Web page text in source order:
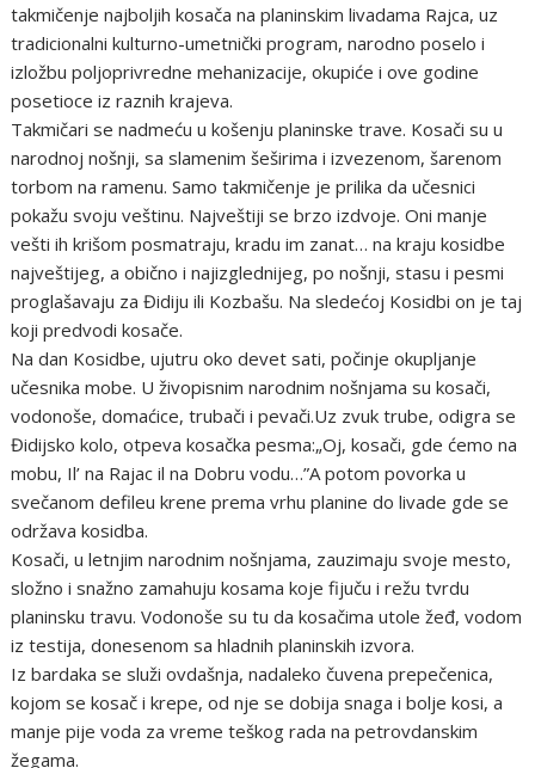
takmičenje najboljih kosača na planinskim livadama Rajca, uz
tradicionalni kulturno-umetnički program, narodno poselo i
izložbu poljoprivredne mehanizacije, okupiće i ove godine
posetioce iz raznih krajeva.
Takmičari se nadmeću u košenju planinske trave. Kosači su u
narodnoj nošnji, sa slamenim šeširima i izvezenom, šarenom
torbom na ramenu. Samo takmičenje je prilika da učesnici
pokažu svoju veštinu. Najveštiji se brzo izdvoje. Oni manje
vešti ih krišom posmatraju, kradu im zanat… na kraju kosidbe
najveštijeg, a obično i najizglednijeg, po nošnji, stasu i pesmi
proglašavaju za Đidiju ili Kozbašu. Na sledećoj Kosidbi on je taj
koji predvodi kosače.
Na dan Kosidbe, ujutru oko devet sati, počinje okupljanje
učesnika mobe. U živopisnim narodnim nošnjama su kosači,
vodonoše, domaćice, trubači i pevači.Uz zvuk trube, odigra se
Đidijsko kolo, otpeva kosačka pesma:„Oj, kosači, gde ćemo na
mobu, Il’ na Rajac il na Dobru vodu…”A potom povorka u
svečanom defileu krene prema vrhu planine do livade gde se
održava kosidba.
Kosači, u letnjim narodnim nošnjama, zauzimaju svoje mesto,
složno i snažno zamahuju kosama koje fijuču i režu tvrdu
planinsku travu. Vodonoše su tu da kosačima utole žeđ, vodom
iz testija, donesenom sa hladnih planinskih izvora.
Iz bardaka se služi ovdašnja, nadaleko čuvena prepečenica,
kojom se kosač i krepe, od nje se dobija snaga i bolje kosi, a
manje pije voda za vreme teškog rada na petrovdanskim
žegama.